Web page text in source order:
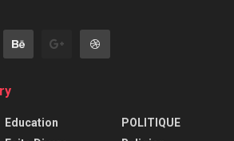
Education
POLITIQUE